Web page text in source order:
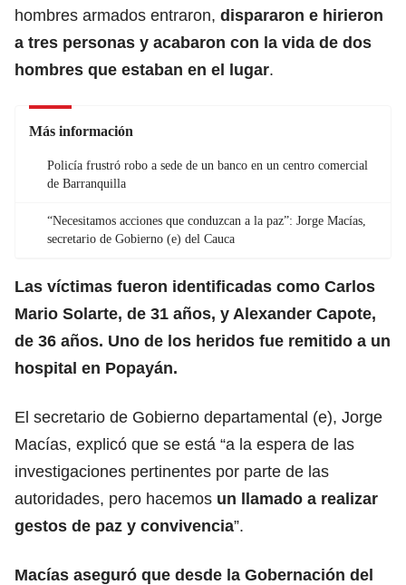
hombres armados entraron, dispararon e hirieron
a tres personas y acabaron con la vida de dos
hombres que estaban en el lugar.
Más información
Policía frustró robo a sede de un banco en un centro comercial
de Barranquilla
“Necesitamos acciones que conduzcan a la paz”: Jorge Macías,
secretario de Gobierno (e) del Cauca
Las víctimas fueron identificadas como Carlos
Mario Solarte, de 31 años, y Alexander Capote,
de 36 años. Uno de los heridos fue remitido a un
hospital en Popayán.
El secretario de Gobierno departamental (e), Jorge
Macías, explicó que se está “a la espera de las
investigaciones pertinentes por parte de las
autoridades, pero hacemos un llamado a realizar
gestos de paz y convivencia”.
Macías aseguró que desde la Gobernación del